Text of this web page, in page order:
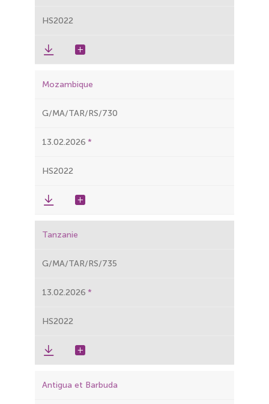
HS2022
Mozambique
G/MA/TAR/RS/730
13.02.2026
HS2022
Tanzanie
G/MA/TAR/RS/735
13.02.2026
HS2022
Antigua et Barbuda